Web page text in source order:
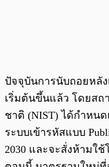
ปัจจุบันการนับถอยหลั
เริ่มต้นขึ้นแล้ว โดยสถ
ชาติ (NIST) ได้กำหน
ระบบเข้ารหัสแบบ
2030 และจะสั่งห้ามใ